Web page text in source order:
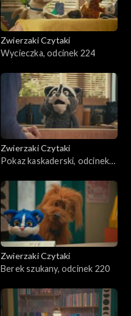
Zwierzaki Czytaki
Wycieczka, odcinek 224
Zwierzaki Czytaki
Pokaz kaskaderski, odcinek
Zwierzaki Czytaki
Berek szukany, odcinek 220